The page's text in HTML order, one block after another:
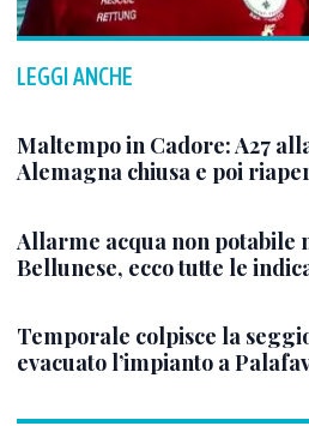
LEGGI ANCHE
Maltempo in Cadore: A27
Alemagna chiusa e poi
Allarme acqua non potabile
Bellunese, ecco tutte le
Temporale colpisce la
evacuato l’impianto a